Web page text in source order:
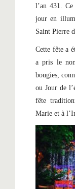
l’an 431.
jour en
Saint Pierre
Cette fête a
a pris le
bougies,
ou Jour de
fête
Marie et à